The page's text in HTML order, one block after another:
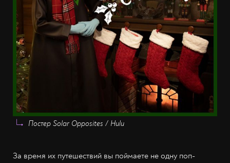
Постер Solar Opposites / Hulu
За время их путешествий вы поймаете не одну поп-